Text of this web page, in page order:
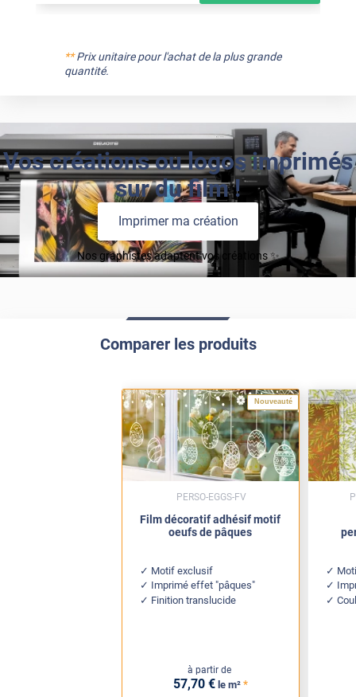
**Prix unitaire pour l'achat de la plus grande
quantité.
Vos créations ou logos imprimés
sur du film !
Imprimer ma création
Nos graphistes adaptent vos créations ✨
Comparer les produits
Nouveauté
Film décoratif adhésif motif
oeufs de pâques
Motif exclusif
Imprimé effet "pâques"
Finition translucide
à partir de
57,70 € le m² *
PERSO-EGGS-FV